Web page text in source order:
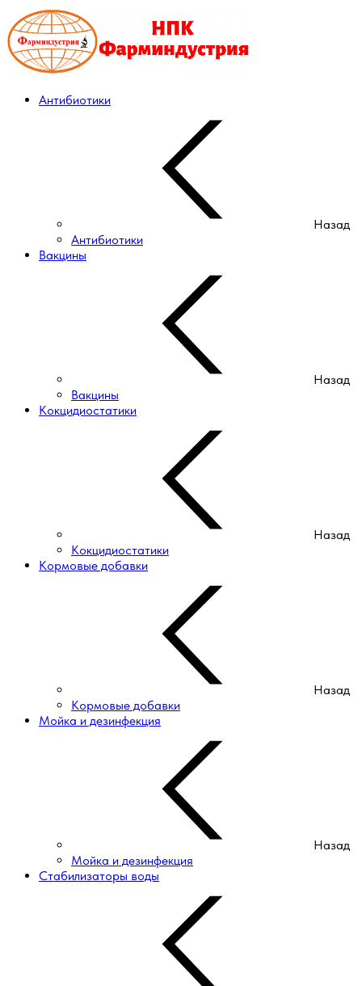
Антибиотики
Назад
Антибиотики
Вакцины
Назад
Вакцины
Кокцидиостатики
Назад
Кокцидиостатики
Кормовые добавки
Назад
Кормовые добавки
Мойка и дезинфекция
Назад
Мойка и дезинфекция
Стабилизаторы воды